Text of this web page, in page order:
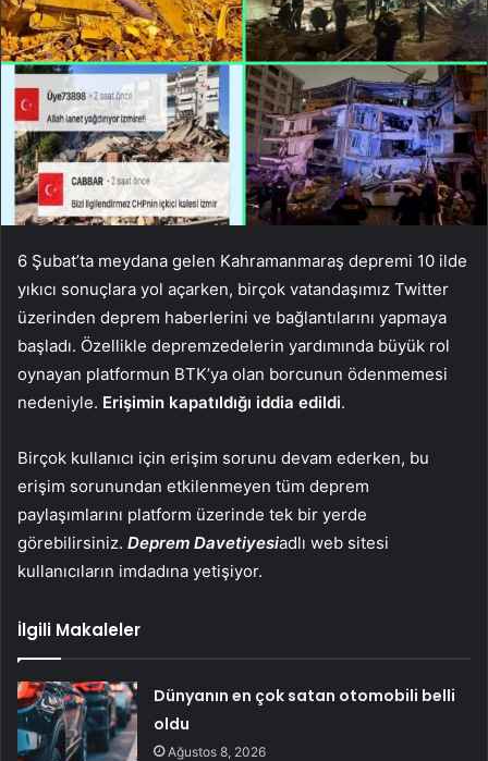
6 Şubat’ta meydana gelen Kahramanmaraş depremi 10 ilde
yıkıcı sonuçlara yol açarken, birçok vatandaşımız Twitter
üzerinden deprem haberlerini ve bağlantılarını yapmaya
başladı. Özellikle depremzedelerin yardımında büyük rol
oynayan platformun BTK’ya olan borcunun ödenmemesi
nedeniyle. Erişimin kapatıldığı iddia edildi.
Birçok kullanıcı için erişim sorunu devam ederken, bu
erişim sorunundan etkilenmeyen tüm deprem
paylaşımlarını platform üzerinde tek bir yerde
görebilirsiniz. Deprem Davetiyesiadlı web sitesi
kullanıcıların imdadına yetişiyor.
İlgili Makaleler
Dünyanın en çok satan otomobili belli
oldu
Ağustos 8, 2026